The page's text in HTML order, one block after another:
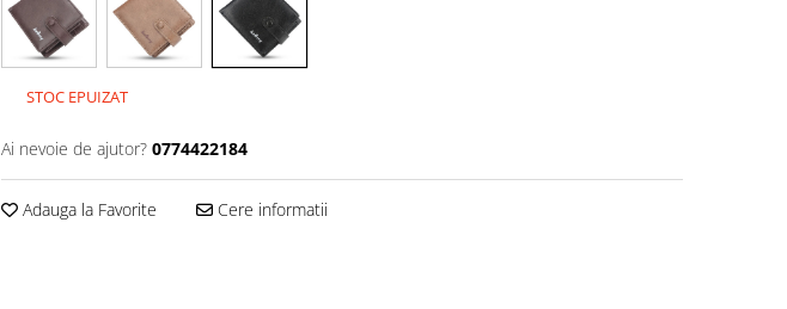
STOC EPUIZAT
Ai nevoie de ajutor? 0774422184
Adauga la Favorite Cere informatii